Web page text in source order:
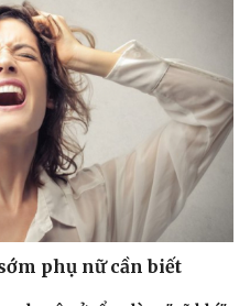
phụ nữ cần biết